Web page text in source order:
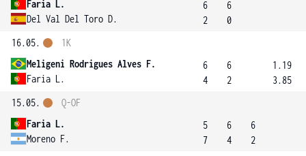
Faria L.
Del Val Del Toro D.
6
2
6
0
16.05.
Meligeni Rodrigues Alves F.
Faria L.
1K
6
4
6
2
1.19
3.85
15.05.
Faria L.
Moreno F.
Q-OF
5
7
6
4
6
2